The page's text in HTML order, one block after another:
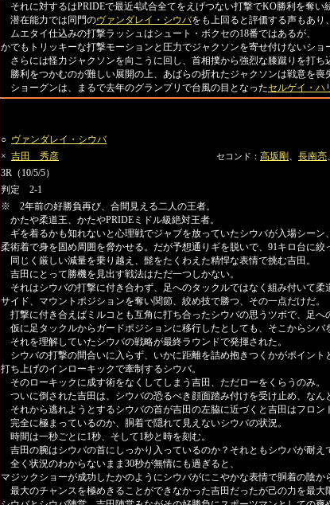
それに対するはPRIDEで最近4試合全てをえげつない打撃でKO勝利を奪い
潜在能力では同門のヴァンダレイ・シウバをも上回ると評価する声もあり
ムエタイ仕込みの打撃ラッシュはシュート・ボクセの18番ではあるが、
かでもトリッキーな打撃モーションと圧力でジャクソンを寄せ付けないショ
さらには怪力ジャクソンを向こうに回し、首相撲から強烈な膝蹴りを打ち
勝利をつかむのが難しい展開の上、あばらの折れたジャクソンは戦意を喪
ショーグンは、まるで去年のグランプリで台風の目となったセルゲイ・ハ
○ ヴァンダレイ・シウバ
× 吉田 秀彦 セコンド： 高坂剛 、 長南亮
3R（10/5/5）
判定 2-1
※ 2年前の好勝負再び、合間見える二人の王者。
かたや柔道王、かたやPRIDEミドル級絶対王者。
ギを着るかも知れないと心理戦でジャブを放っていたシウバが入場シーン、
柔術着で身を固め周囲を脅かせる。だが予想通りギを脱いで、91キロ台に絞
同じく厳しい減量を乗り越え、髭をたくわえた精悍な表情で挑む吉田。
吉田にとって勝機を見出す戦法はただ一つしかない。
それはシウバの打撃に付き合わず、足へのタックルではなく組み付いて柔
サイド、マウントポジションを奪い関節、絞め技で勝つ、その一点だけだ。
打撃に付き合えばミルコとも互角に打ち合ったシウバの思うツボで、足
仮に足タックルからガードポジションに移行したとしても、そこからシバ
それを理解していたシウバの戦略が最終ラウンドで発揮された。
シウバの打撃の間合いに入らず、いかに距離を詰め抱きつくかがポイント
打ち上げのインローキックで牽制するシウバ。
そのローキックに成す術をなくしてしまう吉田、ただローをくらうのみ。
ついに倒された吉田は、シウバの恐るべき顔面踏み付けを受け止め、なん
それから逃れようとするシウバの首が吉田の左脇に近づくと吉田はフロ
完全に極まっているのか、胴着で隠れて見えないシウバの状況。
時間は一秒ごとに1秒、そして1秒と時を刻む。
吉田の腕はシウバの首にしっかり入っているのか？それともシウバが耐え
全く状況のわからないまま30秒が無情にも過ぎると、
マジックショーが成功したかのようにシウバがにこやかな表情で胴着の陰か
最大のチャンスを極めきることができなかった吉田だったが己の力を最